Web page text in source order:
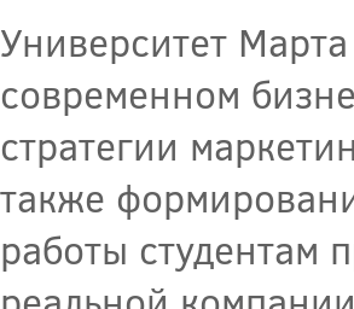
Университет
современном
стратегии
также
работы студентам